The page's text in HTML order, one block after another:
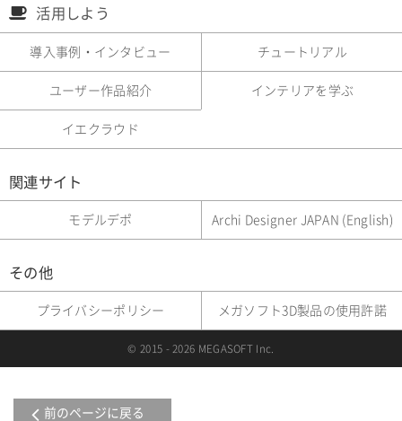
活用しよう
導入事例・インタビュー チュートリアル
ユーザー作品紹介 インテリアを学ぶ
イエクラウド
関連サイト
モデルデポ Archi Designer JAPAN (English)
その他
プライバシーポリシー メガソフト3D製品の使用許諾
© 2015 - 2026 MEGASOFT Inc.
前のページに戻る